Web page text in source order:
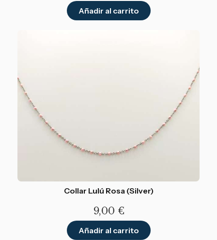
Añadir al carrito
Collar Lulú Rosa (Silver)
9,00 €
Añadir al carrito